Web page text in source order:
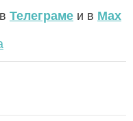
Телеграме и в Max